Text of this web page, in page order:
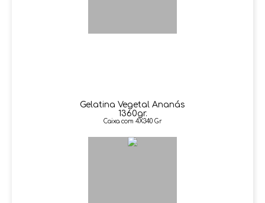
Gelatina Vegetal Ananás
1360gr.
Caixa com 4X340 Gr